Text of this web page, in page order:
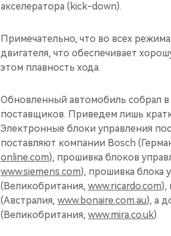
акселератора (kick-down).
Примечательно, что во всех
двигателя, что обеспечивает
этом плавность хода.
Обновленный автомобиль собрал
поставщиков. Приведем лишь
Электронные блоки управления
поставляют компании Bosch
online.com), прошивка блоков
www.siemens.com), прошивка блока
(Великобритания, www.ricardo.com),
(Австралия, www.bonaire.com.au), а
(Великобритания, www.mira.co.uk).